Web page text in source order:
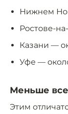
Нижнем
Ростове-
Казани —
Уфе —
Меньше
Этим